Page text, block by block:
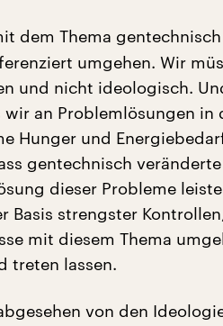
dem Thema
umgehen. Wir
und nicht ideologisch.
an Problemlösungen in
Hunger und
gentechnisch
dieser Probleme
Basis strengster
mit diesem Thema
treten lassen.
von den